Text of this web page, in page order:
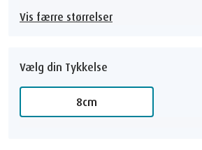
Vis færre størrelser
Vælg din Tykkelse
8cm